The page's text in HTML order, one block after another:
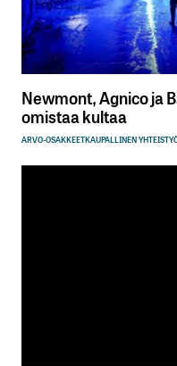
Newmont, Agnico ja
omistaa kultaa
ARVO-OSAKKEETKAUPALLINEN